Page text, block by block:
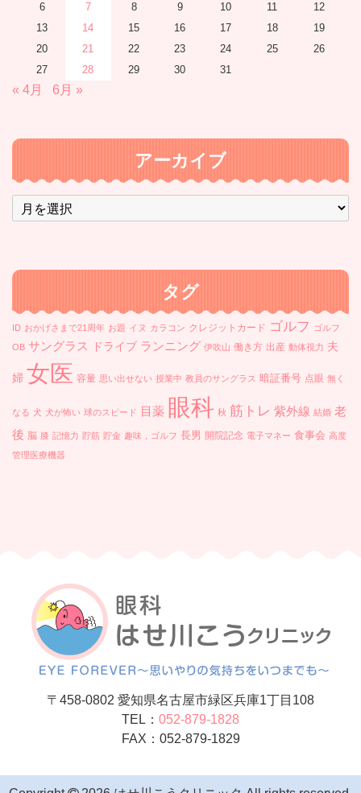
6
7 8 9 10 11
12
13
14 15 16 17 18
19
20
21 22 23 24 25
26
27
28 29 30 31
« 4月 6月 »
アーカイブ
ア
ー
ブ
タグ
ID おかげさまで21周年 お題 イヌ カラコン クレジットカード ゴルフ ゴルフ
OB サングラス ドライブ ランニング 伊吹山 働き方 出産 動体視力 夫
婦 女医 容量 思い出せない 授業中 教員のサングラス 暗証番号 点眼 無く
なる 犬 犬が怖い 球のスピード 目薬 眼科 秋 筋トレ 紫外線 結婚 老
後 脳 膝 記憶力 貯筋 貯金 趣味，ゴルフ 長男 開院記念 電子マネー 食事会 高度
管理医療機器
〒458-0802 愛知県名古屋市緑区兵庫1丁目108
TEL： 052-879-1828
FAX：052-879-1829